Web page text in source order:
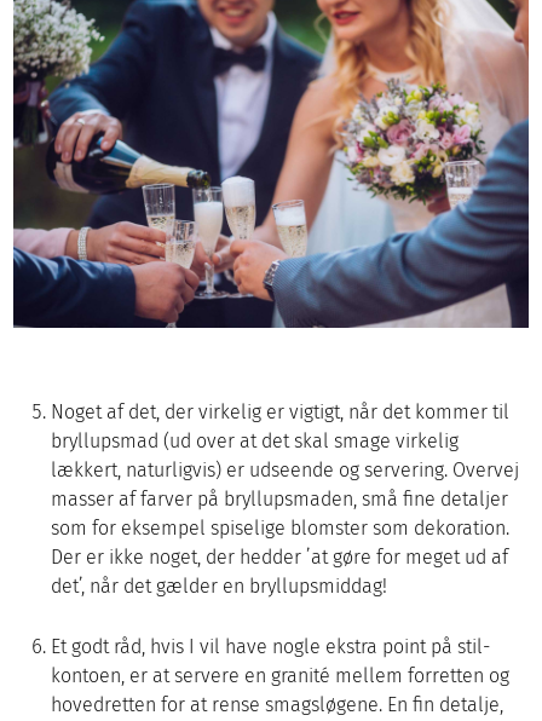
Noget af det, der virkelig er vigtigt, når det kommer til
bryllupsmad (ud over at det skal smage virkelig
lækkert, naturligvis) er udseende og servering. Overvej
masser af farver på bryllupsmaden, små fine detaljer
som for eksempel spiselige blomster som dekoration.
Der er ikke noget, der hedder ’at gøre for meget ud af
det’, når det gælder en bryllupsmiddag!
Et godt råd, hvis I vil have nogle ekstra point på stil-
kontoen, er at servere en granité mellem forretten og
hovedretten for at rense smagsløgene. En fin detalje,